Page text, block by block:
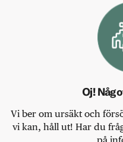
Oj!
Vi ber om ursäkt och
vi kan, håll ut! Har du